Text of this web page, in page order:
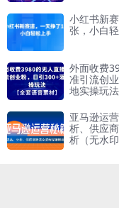
小红书新
张，小白
外面收费
准引流创
地实操玩
亚马逊运
析、供应
析（无水印